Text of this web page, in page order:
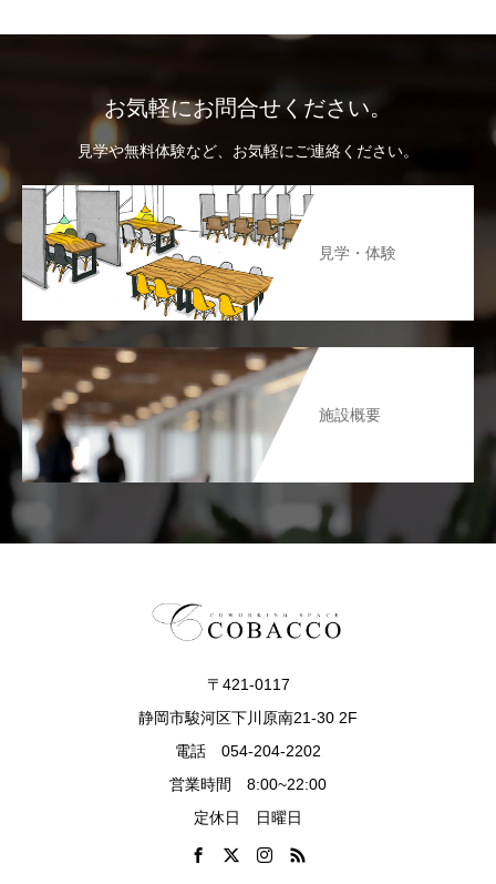
お気軽にお問合せください。
見学や無料体験など、お気軽にご連絡ください。
見学・体験
施設概要
〒421-0117
静岡市駿河区下川原南21-30 2F
電話 054-204-2202
営業時間 8:00~22:00
定休日 日曜日